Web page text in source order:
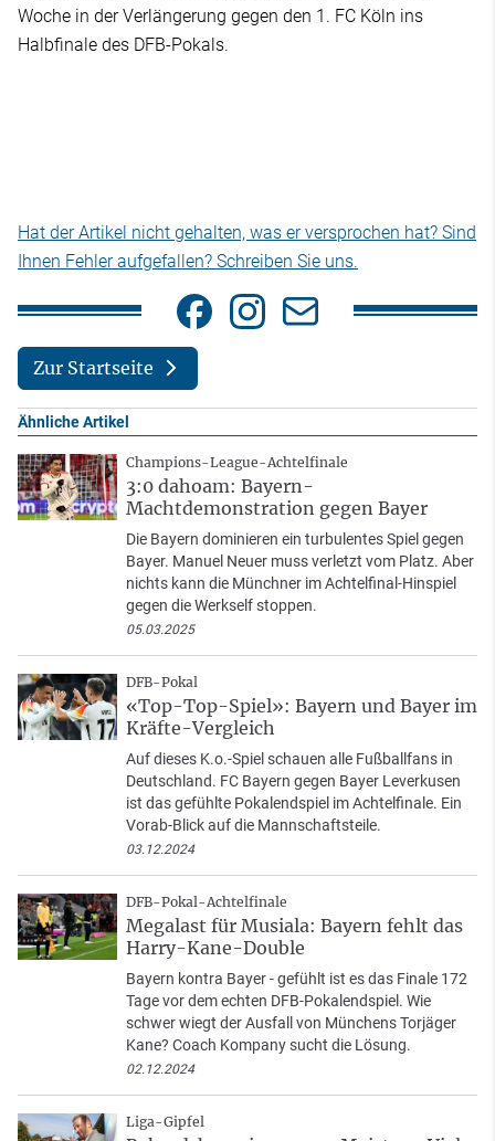
Woche in der Verlängerung gegen den 1. FC Köln ins
Halbfinale des DFB-Pokals.
Hat der Artikel nicht gehalten, was er versprochen hat? Sind
Ihnen Fehler aufgefallen? Schreiben Sie uns.
Zur Startseite
Ähnliche Artikel
Champions-League-Achtelfinale
3:0 dahoam: Bayern-
Machtdemonstration gegen Bayer
Die Bayern dominieren ein turbulentes Spiel gegen
Bayer. Manuel Neuer muss verletzt vom Platz. Aber
nichts kann die Münchner im Achtelfinal-Hinspiel
gegen die Werkself stoppen.
05.03.2025
DFB-Pokal
«Top-Top-Spiel»: Bayern und Bayer im
Kräfte-Vergleich
Auf dieses K.o.-Spiel schauen alle Fußballfans in
Deutschland. FC Bayern gegen Bayer Leverkusen
ist das gefühlte Pokalendspiel im Achtelfinale. Ein
Vorab-Blick auf die Mannschaftsteile.
03.12.2024
DFB-Pokal-Achtelfinale
Megalast für Musiala: Bayern fehlt das
Harry-Kane-Double
Bayern kontra Bayer - gefühlt ist es das Finale 172
Tage vor dem echten DFB-Pokalendspiel. Wie
schwer wiegt der Ausfall von Münchens Torjäger
Kane? Coach Kompany sucht die Lösung.
02.12.2024
Liga-Gipfel